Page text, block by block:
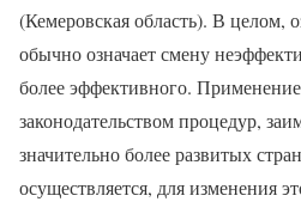
(Кемеровская область). В целом,
обычно означает смену
более эффективного.
законодательством процедур,
значительно более развитых
осуществляется, для изменения